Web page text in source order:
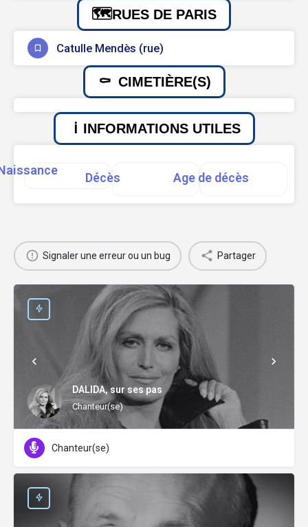
RUES DE PARIS
Catulle Mendès (rue)
CIMETIÈRE(S)
INFORMATIONS UTILES
Décès Age de décès
Signaler une erreur ou un bug Partager
DALIDA, sur ses pas
Chanteur(se)
Chanteur(se)